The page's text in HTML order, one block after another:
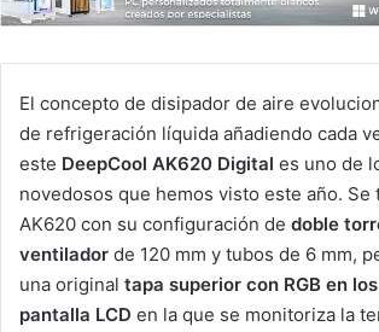
El concepto de disipador de aire
de refrigeración líquida añadiendo cada
este DeepCool AK620 Digital es uno de
novedosos que hemos visto este año. Se
AK620 con su configuración de doble
ventilador de 120 mm y tubos de 6 mm,
una original tapa superior con RGB en
pantalla LCD en la que se monitoriza la